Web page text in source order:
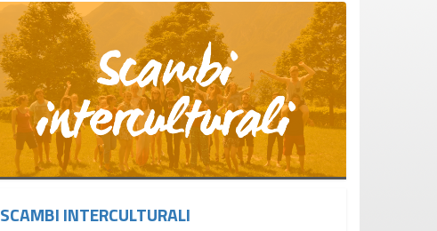
SCAMBI INTERCULTURALI